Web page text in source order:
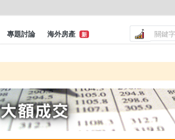
專題討論 海外房產 新